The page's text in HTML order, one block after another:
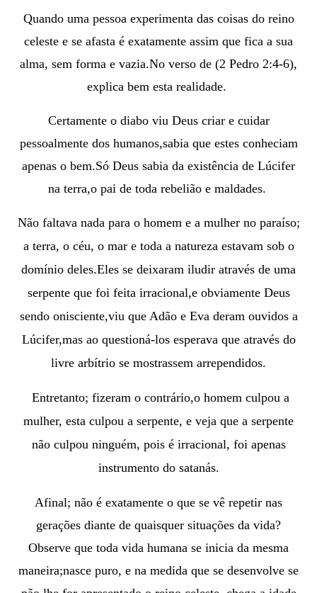
Quando uma pessoa experimenta das coisas do reino
celeste e se afasta é exatamente assim que fica a sua
alma, sem forma e vazia.No verso de (2 Pedro 2:4-6),
explica bem esta realidade.
Certamente o diabo viu Deus criar e cuidar
pessoalmente dos humanos,sabia que estes conheciam
apenas o bem.Só Deus sabia da existência de Lúcifer
na terra,o pai de toda rebelião e maldades.
Não faltava nada para o homem e a mulher no paraíso;
a terra, o céu, o mar e toda a natureza estavam sob o
domínio deles.Eles se deixaram iludir através de uma
serpente que foi feita irracional,e obviamente Deus
sendo onisciente,viu que Adão e Eva deram ouvidos a
Lúcifer,mas ao questioná-los esperava que através do
livre arbítrio se mostrassem arrependidos.
Entretanto; fizeram o contrário,o homem culpou a
mulher, esta culpou a serpente, e veja que a serpente
não culpou ninguém, pois é irracional, foi apenas
instrumento do satanás.
Afinal; não é exatamente o que se vê repetir nas
gerações diante de quaisquer situações da vida?
Observe que toda vida humana se inicia da mesma
maneira;nasce puro, e na medida que se desenvolve se